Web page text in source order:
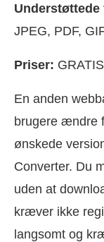
Understøttede
JPEG, PDF,
Priser: GRATIS
En anden
brugere ændre
ønskede
Converter. Du
uden at
kræver ikke
langsomt og